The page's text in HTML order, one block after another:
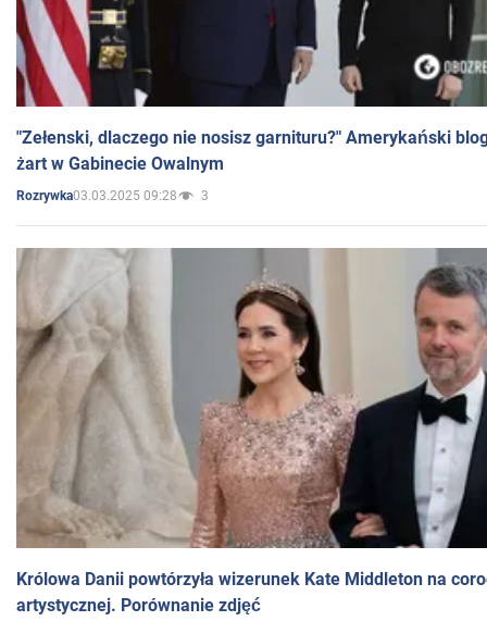
"Zełenski, dlaczego nie nosisz garnituru?" Amerykański
żart w Gabinecie Owalnym
Rozrywka03.03.2025 09:28 3
Królowa Danii powtórzyła wizerunek Kate Middleton na
artystycznej. Porównanie zdjęć